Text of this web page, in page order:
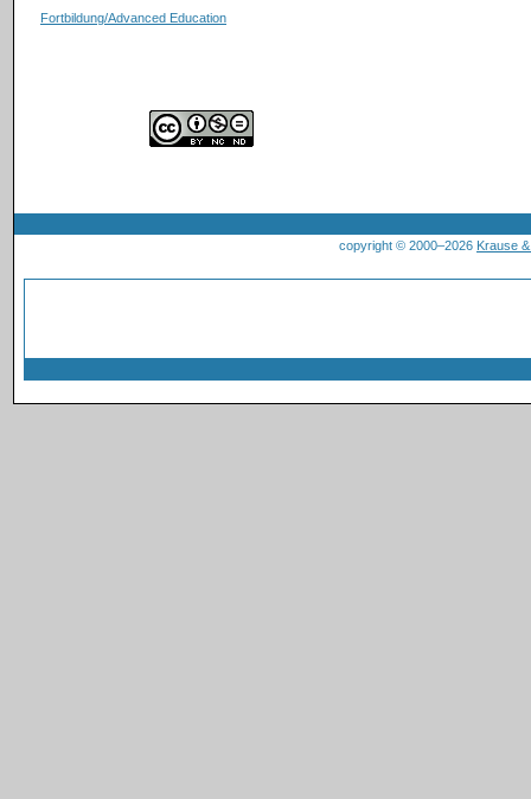
Fortbildung/Advanced Education
copyright © 2000–2026 Krause